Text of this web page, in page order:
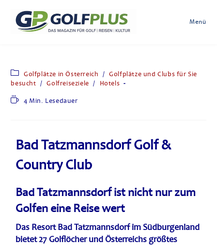
Menü
Golfplätze in Österreich / Golfplätze und Clubs für Sie
besucht / Golfreiseziele / Hotels
4 Min. Lesedauer
Bad Tatzmannsdorf Golf &
Country Club
Bad Tatzmannsdorf ist nicht nur zum
Golfen eine Reise wert
Das Resort Bad Tatzmannsdorf im Südburgenland
bietet 27 Golflöcher und Österreichs größtes